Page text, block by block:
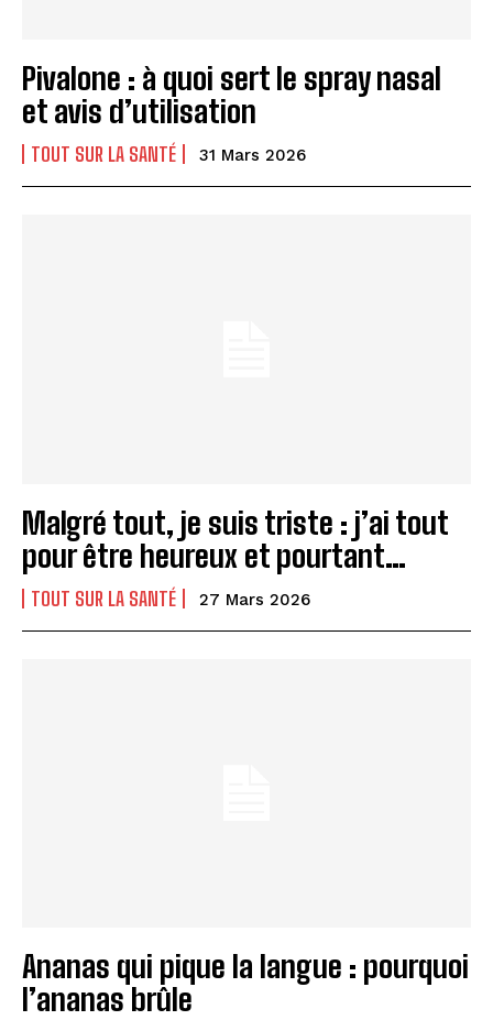
Pivalone : à quoi sert le spray nasal
et avis d’utilisation
TOUT SUR LA SANTÉ 31 Mars 2026
Malgré tout, je suis triste : j’ai tout
pour être heureux et pourtant…
TOUT SUR LA SANTÉ 27 Mars 2026
Ananas qui pique la langue : pourquoi
l’ananas brûle